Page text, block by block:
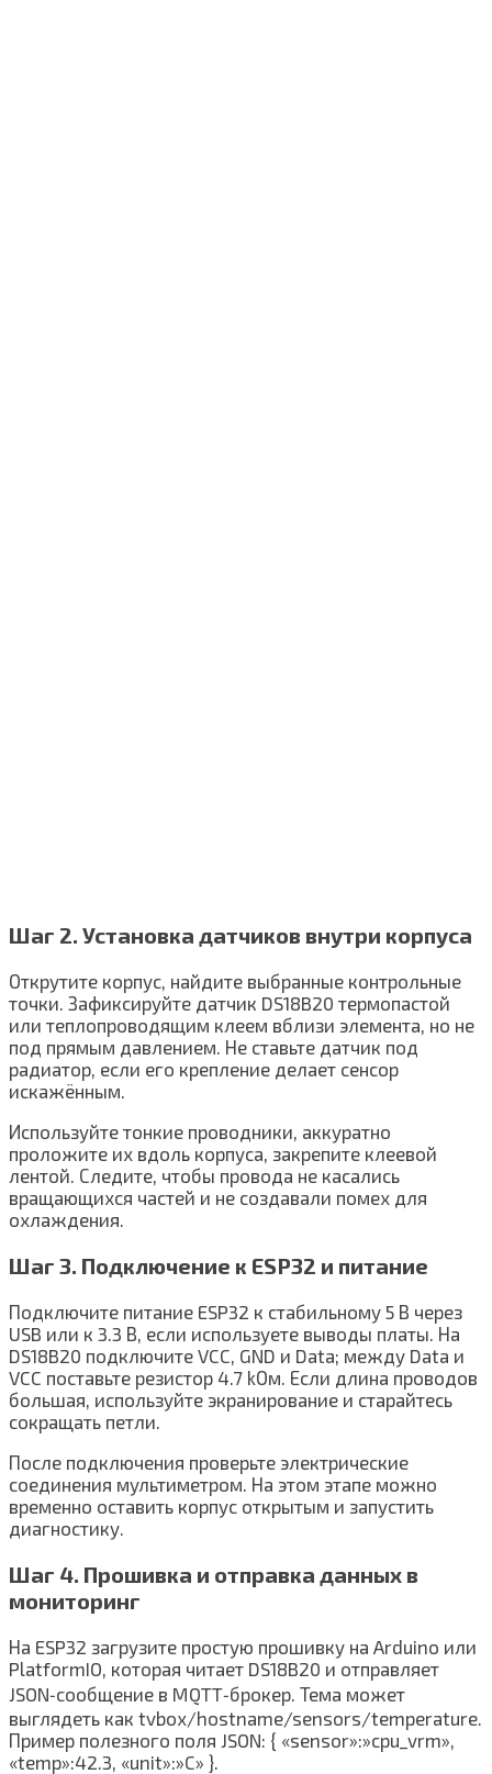
Шаг 2. Установка датчиков внутри корпуса
Открутите корпус, найдите выбранные контрольные
точки. Зафиксируйте датчик DS18B20 термопастой
или теплопроводящим клеем вблизи элемента, но не
под прямым давлением. Не ставьте датчик под
радиатор, если его крепление делает сенсор
искажённым.
Используйте тонкие проводники, аккуратно
проложите их вдоль корпуса, закрепите клеевой
лентой. Следите, чтобы провода не касались
вращающихся частей и не создавали помех для
охлаждения.
Шаг 3. Подключение к ESP32 и питание
Подключите питание ESP32 к стабильному 5 В через
USB или к 3.3 В, если используете выводы платы. На
DS18B20 подключите VCC, GND и Data; между Data и
VCC поставьте резистор 4.7 kОм. Если длина проводов
большая, используйте экранирование и старайтесь
сокращать петли.
После подключения проверьте электрические
соединения мультиметром. На этом этапе можно
временно оставить корпус открытым и запустить
диагностику.
Шаг 4. Прошивка и отправка данных в
мониторинг
На ESP32 загрузите простую прошивку на Arduino или
PlatformIO, которая читает DS18B20 и отправляет
JSON‑сообщение в MQTT‑брокер. Тема может
выглядеть как tvbox/hostname/sensors/temperature.
Пример полезного поля JSON: { «sensor»:»cpu_vrm»,
«temp»:42.3, «unit»:»C» }.